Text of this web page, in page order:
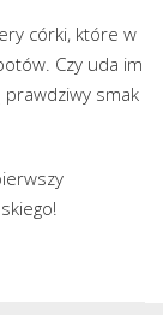
córki, które w
Czy uda im
smak